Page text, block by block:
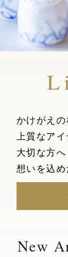
かけがえ
上質なア
大切な方へ
想いを込め
New